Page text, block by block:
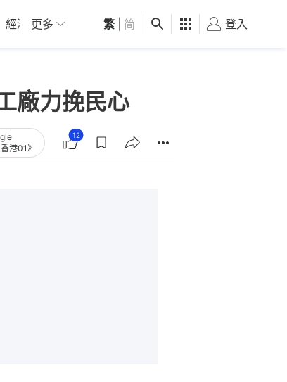
經濟 01深圳 觀點 健康 好食玩飛
更多 繁 简 登入
廠力挽民心
港01》
12